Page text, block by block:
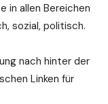
allen Bereichen
sozial, politisch.
nach hinter der
Linken für